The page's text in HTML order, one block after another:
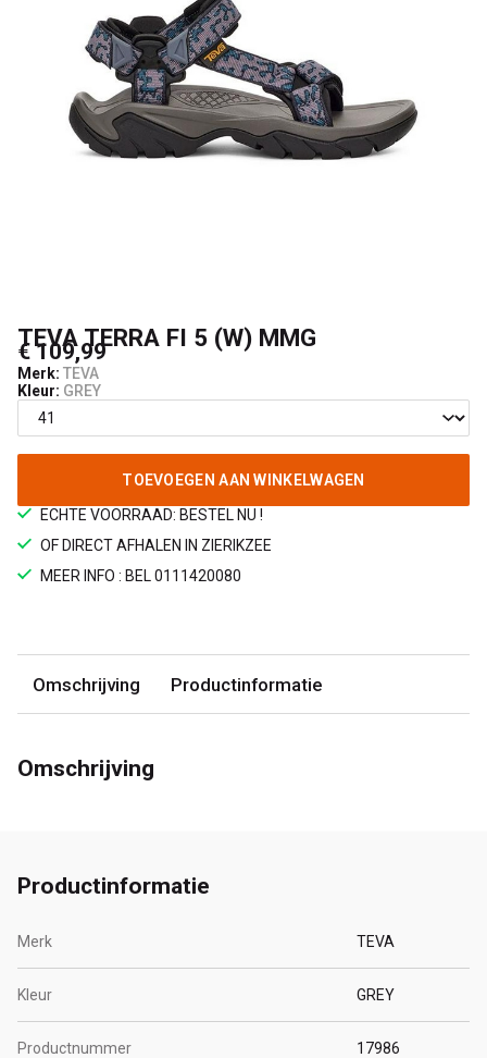
UNCLE[S]
Boardshop
TEVA TERRA FI 5 (W) MMG
€ 109,99
Merk: TEVA
Kleur: GREY
TOEVOEGEN AAN WINKELWAGEN
ECHTE VOORRAAD: BESTEL NU !
OF DIRECT AFHALEN IN ZIERIKZEE
MEER INFO : BEL 0111420080
Omschrijving Productinformatie
Omschrijving
Productinformatie
Merk TEVA
Kleur GREY
Productnummer 17986